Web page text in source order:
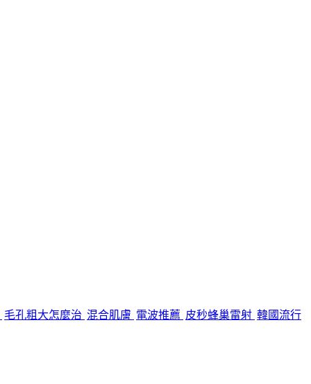
毛孔粗大怎麼治 混合肌膚 電波推薦 皮秒蜂巢雷射 韓國流行